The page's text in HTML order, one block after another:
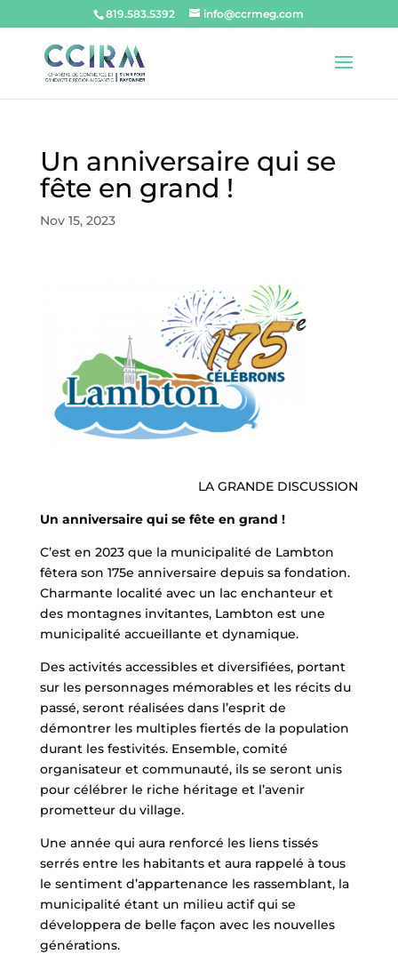
819.583.5392 info@ccrmeg.com
Un anniversaire qui se
fête en grand !
Nov 15, 2023
LA GRANDE DISCUSSION
Un anniversaire qui se fête en grand !
C’est en 2023 que la municipalité de Lambton
fêtera son 175e anniversaire depuis sa fondation.
Charmante localité avec un lac enchanteur et
des montagnes invitantes, Lambton est une
municipalité accueillante et dynamique.
Des activités accessibles et diversifiées, portant
sur les personnages mémorables et les récits du
passé, seront réalisées dans l’esprit de
démontrer les multiples fiertés de la population
durant les festivités. Ensemble, comité
organisateur et communauté, ils se seront unis
pour célébrer le riche héritage et l’avenir
prometteur du village.
Une année qui aura renforcé les liens tissés
serrés entre les habitants et aura rappelé à tous
le sentiment d’appartenance les rassemblant, la
municipalité étant un milieu actif qui se
développera de belle façon avec les nouvelles
générations.